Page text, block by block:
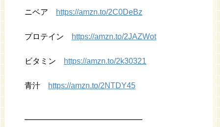
ニベア https://amzn.to/2C0DeBz
プロテイン https://amzn.to/2JAZWot
ビタミン https://amzn.to/2k30321
青汁 https://amzn.to/2NTDY45
━━━━━━━━━━━━━━━